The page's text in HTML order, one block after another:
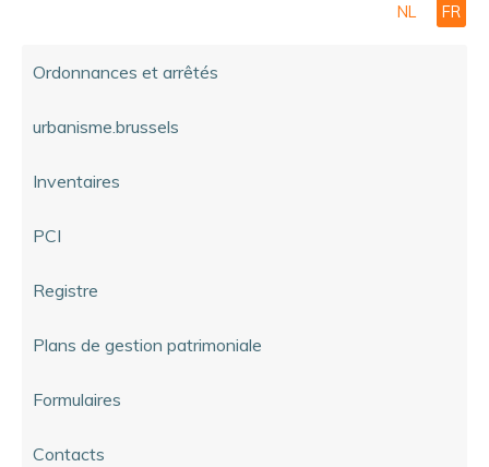
NL FR
Ordonnances et arrêtés
urbanisme.brussels
Inventaires
PCI
Registre
Plans de gestion patrimoniale
Formulaires
Contacts